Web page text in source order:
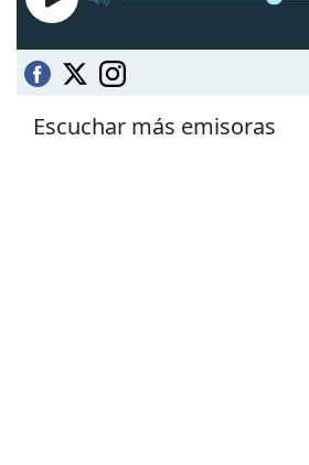
Escuchar más emisoras